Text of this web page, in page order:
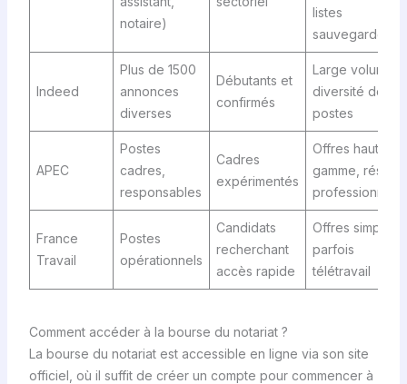
notaire)
listes
sauvegardées
Indeed
Plus de 1500
annonces
diverses
Débutants et
confirmés
Large volume,
diversité des
postes
APEC
Postes
cadres,
responsables
Cadres
expérimentés
Offres haut de
gamme, réseau
professionnel
France
Travail
Postes
opérationnels
Candidats
recherchant
accès rapide
Offres simples,
parfois
télétravail
Comment accéder à la bourse du notariat ?
La bourse du notariat est accessible en ligne via son site
officiel, où il suffit de créer un compte pour commencer à